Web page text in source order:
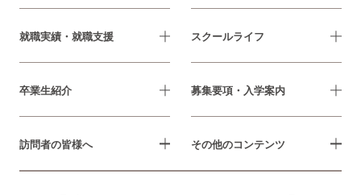
就職実績・就職支援 スクールライフ
卒業生紹介 募集要項・入学案内
訪問者の皆様へ その他のコンテンツ